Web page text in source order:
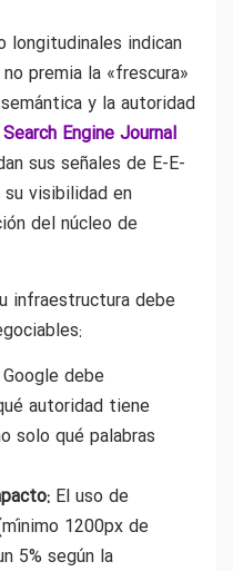
longitudinales indican
premia la «frescura»
y la autoridad
Search Engine Journal
sus señales de E-E-
visibilidad en
del núcleo de
infraestructura debe
Google debe
autoridad tiene
solo qué palabras
El uso de
1200px de
5% según la